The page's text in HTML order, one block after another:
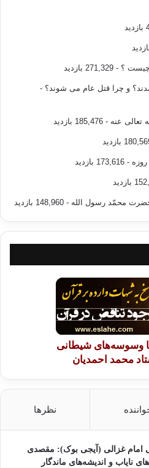
چیست ؟ - 271,329 بازدید
و چرا قتل عام می شوند؟ -
عنه - 185,476 بازدید
- 173,616 بازدید
محمّد رسول الله - 148,960 بازدید
وسوسه‌های شیطانی
محمد احمدیان
نظرها
امام غزالی (آیجی بوک): مقصدی
نایاب و اندیشه‌های ماندگار